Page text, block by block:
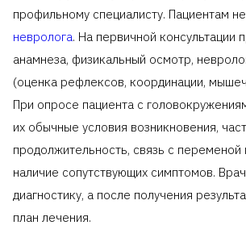
профильному специалисту. Пациентам
невролога. На первичной консультации
анамнеза, физикальный осмотр,
(оценка рефлексов, координации,
При опросе пациента с
их обычные условия возникновения,
продолжительность, связь с переменой
наличие сопутствующих симптомов.
диагностику, а после получения
план лечения.